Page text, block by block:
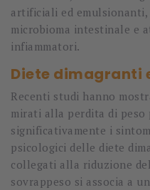
artificiali ed
microbioma intestinale e
infiammatori.
Diete dimagranti
Recenti studi hanno
mirati alla perdita di peso
significativamente i
psicologici delle diete
collegati alla riduzione
sovrappeso si associa a